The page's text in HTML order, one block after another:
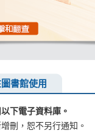
書館使用
下電子資料庫。
刪，恕不另行通知。